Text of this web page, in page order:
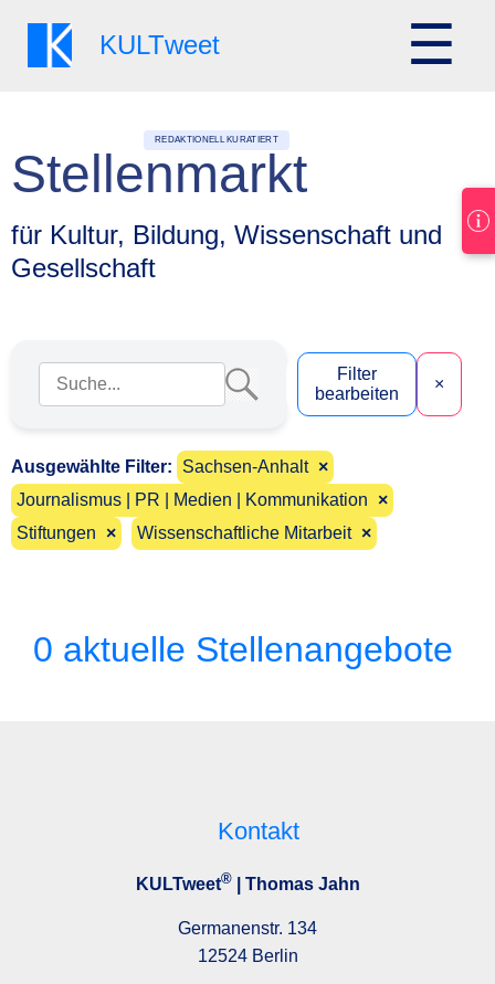
KULTweet ☰
REDAKTIONELL KURATIERT
Stellenmarkt
für Kultur, Bildung, Wissenschaft und
Gesellschaft
Suchbegriff eingeben
Filter
bearbeiten
×
Ausgewählte Filter: Sachsen-Anhalt ×
Journalismus | PR | Medien | Kommunikation ×
Stiftungen × Wissenschaftliche Mitarbeit ×
0 aktuelle Stellenangebote
Kontakt
KULTweet®| Thomas Jahn
Germanenstr. 134
12524 Berlin